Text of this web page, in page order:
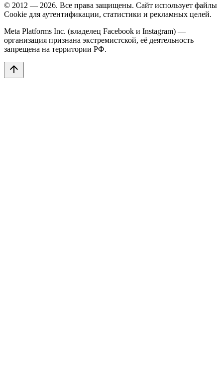
© 2012 — 2026. Все права защищены. Сайт использует файлы
Cookie для аутентификации, статистики и рекламных целей.
Meta Platforms Inc. (владелец Facebook и Instagram) —
организация признана экстремистской, её деятельность
запрещена на территории РФ.
arrow_upward